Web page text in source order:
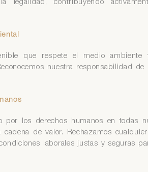
legalidad, contribuyendo
que respete el medio
nuestra responsabilidad
por los derechos humanos en todas
de valor. Rechazamos
laborales justas y seguras